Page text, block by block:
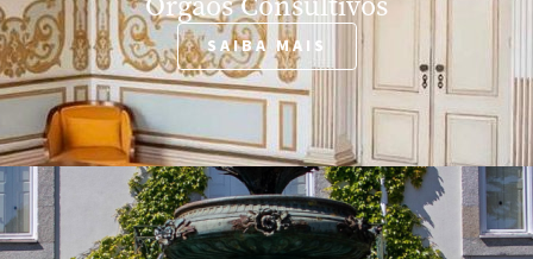
SAIBA MAIS